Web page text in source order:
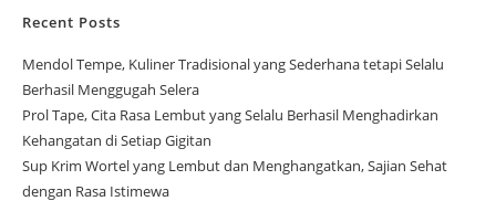
Recent Posts
Mendol Tempe, Kuliner Tradisional yang Sederhana tetapi Selalu
Berhasil Menggugah Selera
Prol Tape, Cita Rasa Lembut yang Selalu Berhasil Menghadirkan
Kehangatan di Setiap Gigitan
Sup Krim Wortel yang Lembut dan Menghangatkan, Sajian Sehat
dengan Rasa Istimewa